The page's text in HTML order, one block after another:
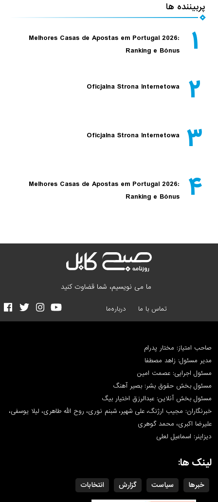
پربیننده ها
۱
Melhores Casas de Apostas em Portugal 2026:
Ranking e Bónus
۲ Oficjalna Strona Internetowa
۳ Oficjalna Strona Internetowa
۴
Melhores Casas de Apostas em Portugal 2026:
Ranking e Bónus
ما می نویسیم، شما قضاوت کنید
تماس با ما درباره‌ما
صاحب امتیاز: مختار پدرام
مدیر مسئول: زاهد مصطفا
مسئول اجرایی: عصمت امین
مسئول بخش حقوق بشر: بصیر آهنگ
مسئول بخش آنلاین: عبدالرزق اختیار بیگ
خبرنگاران: مجیب ارژنگ، علی شهیر، شبنم نوری، روح الله طاهری، لیلا یوسفی،
علیرضا اکبری، محمد گوهری
دیزاینر: اسماعیل لعلی
لینک ها:
خبرها سیاست گزارش انتخابات